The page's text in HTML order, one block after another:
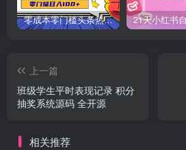
零成本零门槛头条热点搬运术，零门槛日入100+，工具+教程全部附上
上一篇
班级学生平时表现记录 积分
抽奖系统源码 全开源
相关推荐